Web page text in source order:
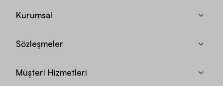
Kurumsal
Sözleşmeler
Müşteri Hizmetleri